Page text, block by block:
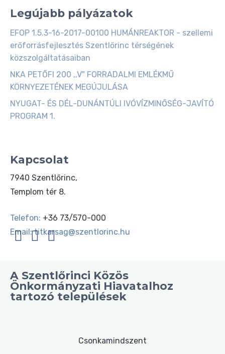
Legújabb pályázatok
EFOP 1.5.3-16-2017-00100 HUMÁNREAKTOR - szellemi
erőforrásfejlesztés Szentlőrinc térségének
közszolgáltatásaiban
NKA PETŐFI 200 ,,V" FORRADALMI EMLÉKMŰ
KÖRNYEZETÉNEK MEGÚJULÁSA
NYUGAT- ÉS DÉL-DUNÁNTÚLI IVÓVÍZMINŐSÉG-JAVÍTÓ
PROGRAM 1.
Kapcsolat
7940 Szentlőrinc,
Templom tér 8.
Telefon: +36 73/570-000
Email: titkarsag@szentlorinc.hu
A Szentlőrinci Közös
Önkormányzati Hiavatalhoz
tartozó települések
Csonkamindszent